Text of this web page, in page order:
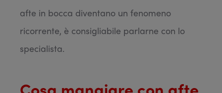
afte in bocca diventano un fenomeno
ricorrente, è consigliabile parlarne con lo
specialista.